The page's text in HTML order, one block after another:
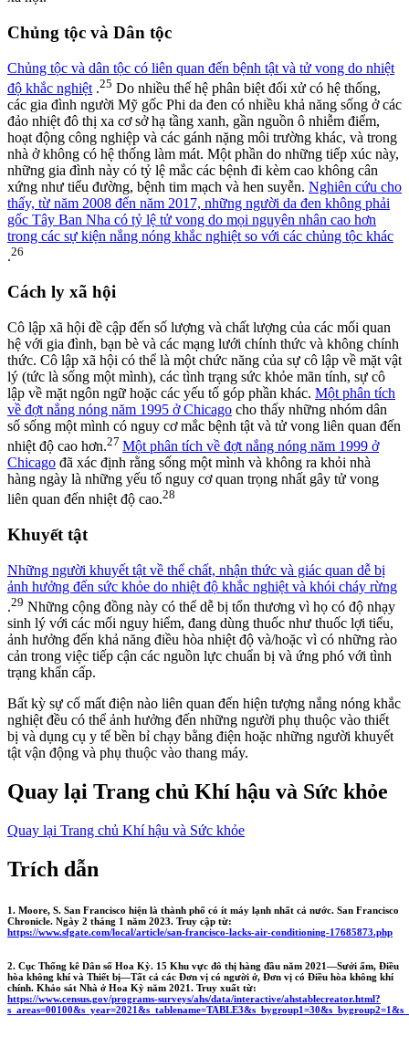
Chủng tộc và Dân tộc
Chủng tộc và dân tộc có liên quan đến bệnh tật và tử vong do nhiệt
độ khắc nghiệt .25 Do nhiều thế hệ phân biệt đối xử có hệ thống,
các gia đình người Mỹ gốc Phi da đen có nhiều khả năng sống ở các
đảo nhiệt đô thị xa cơ sở hạ tầng xanh, gần nguồn ô nhiễm điểm,
hoạt động công nghiệp và các gánh nặng môi trường khác, và trong
nhà ở không có hệ thống làm mát. Một phần do những tiếp xúc này,
những gia đình này có tỷ lệ mắc các bệnh đi kèm cao không cân
xứng như tiểu đường, bệnh tim mạch và hen suyễn. Nghiên cứu cho
thấy, từ năm 2008 đến năm 2017, những người da đen không phải
gốc Tây Ban Nha có tỷ lệ tử vong do mọi nguyên nhân cao hơn
trong các sự kiện nắng nóng khắc nghiệt so với các chủng tộc khác
.26
Cách ly xã hội
Cô lập xã hội đề cập đến số lượng và chất lượng của các mối quan
hệ với gia đình, bạn bè và các mạng lưới chính thức và không chính
thức. Cô lập xã hội có thể là một chức năng của sự cô lập về mặt vật
lý (tức là sống một mình), các tình trạng sức khỏe mãn tính, sự cô
lập về mặt ngôn ngữ hoặc các yếu tố góp phần khác. Một phân tích
về đợt nắng nóng năm 1995 ở Chicago cho thấy những nhóm dân
số sống một mình có nguy cơ mắc bệnh tật và tử vong liên quan đến
nhiệt độ cao hơn.27 Một phân tích về đợt nắng nóng năm 1999 ở
Chicago đã xác định rằng sống một mình và không ra khỏi nhà
hàng ngày là những yếu tố nguy cơ quan trọng nhất gây tử vong
liên quan đến nhiệt độ cao.28
Khuyết tật
Những người khuyết tật về thể chất, nhận thức và giác quan dễ bị
ảnh hưởng đến sức khỏe do nhiệt độ khắc nghiệt và khói cháy rừng
.29 Những cộng đồng này có thể dễ bị tổn thương vì họ có độ nhạy
sinh lý với các mối nguy hiểm, đang dùng thuốc như thuốc lợi tiểu,
ảnh hưởng đến khả năng điều hòa nhiệt độ và/hoặc vì có những rào
cản trong việc tiếp cận các nguồn lực chuẩn bị và ứng phó với tình
trạng khẩn cấp.
Bất kỳ sự cố mất điện nào liên quan đến hiện tượng nắng nóng khắc
nghiệt đều có thể ảnh hưởng đến những người phụ thuộc vào thiết
bị và dụng cụ y tế bền bỉ chạy bằng điện hoặc những người khuyết
tật vận động và phụ thuộc vào thang máy.
Quay lại Trang chủ Khí hậu và Sức khỏe
Quay lại Trang chủ Khí hậu và Sức khỏe
Trích dẫn
1. Moore, S. San Francisco hiện là thành phố có ít máy lạnh nhất cả nước. San Francisco
Chronicle. Ngày 2 tháng 1 năm 2023. Truy cập từ:
https://www.sfgate.com/local/article/san-francisco-lacks-air-conditioning-17685873.php
2. Cục Thống kê Dân số Hoa Kỳ. 15 Khu vực đô thị hàng đầu năm 2021—Sưởi ấm, Điều
hòa không khí và Thiết bị—Tất cả các Đơn vị có người ở, Đơn vị có Điều hòa không khí
chính. Khảo sát Nhà ở Hoa Kỳ năm 2021. Truy xuất từ:
https://www.census.gov/programs-surveys/ahs/data/interactive/ahstablecreator.html?